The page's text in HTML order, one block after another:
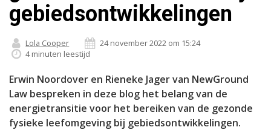
gebiedsontwikkelingen
Lola Cooper
24 november 2022 om 15:24
4 minuten leestijd
Erwin Noordover en Rieneke Jager van NewGround
Law bespreken in deze blog het belang van de
energietransitie voor het bereiken van de gezonde
fysieke leefomgeving bij gebiedsontwikkelingen.